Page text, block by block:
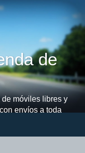
de
móviles libres y
envíos a toda